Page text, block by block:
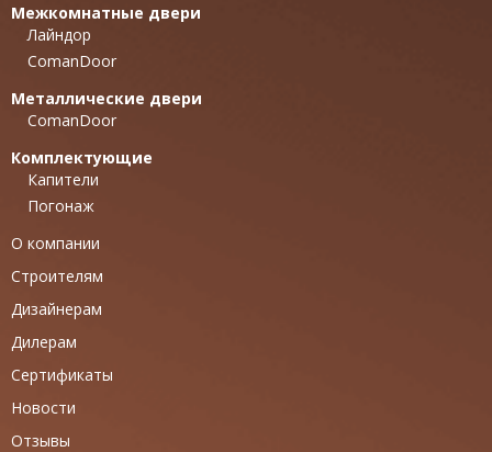
Межкомнатные двери
Лайндор
ComanDoor
Металлические двери
ComanDoor
Комплектующие
Капители
Погонаж
О компании
Строителям
Дизайнерам
Дилерам
Сертификаты
Новости
Отзывы